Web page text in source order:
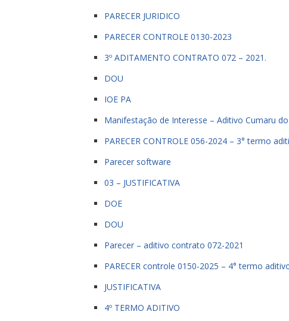
PARECER JURIDICO
PARECER CONTROLE 0130-2023
3º ADITAMENTO CONTRATO 072 – 2021.
DOU
IOE PA
Manifestação de Interesse – Aditivo Cumaru
PARECER CONTROLE 056-2024 – 3° termo
Parecer software
03 – JUSTIFICATIVA
DOE
DOU
Parecer – aditivo contrato 072-2021
PARECER controle 0150-2025 – 4° termo
JUSTIFICATIVA
4º TERMO ADITIVO